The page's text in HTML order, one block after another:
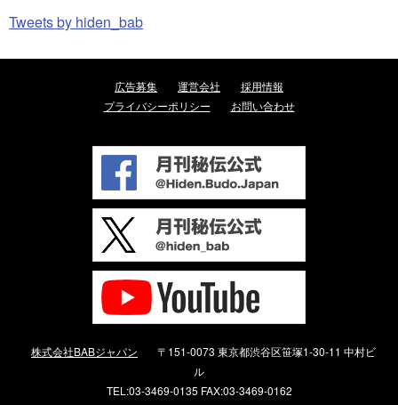
Tweets by hiden_bab
広告募集 運営会社
採用情報
プライバシーポリシー
お問い合わせ
株式会社BABジャパン
〒151-0073 東京都渋谷区笹塚1-30-11 中村ビ
ル
TEL:03-3469-0135 FAX:03-3469-0162